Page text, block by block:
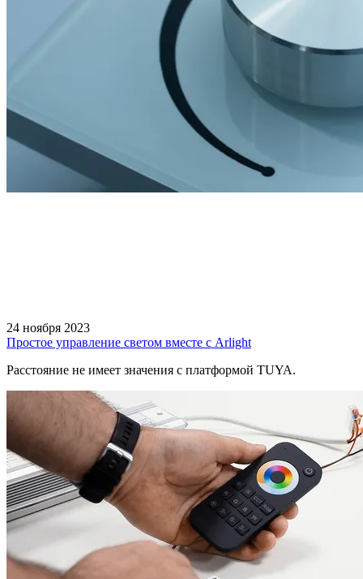
24 ноября 2023
Простое управление светом вместе с Arlight
Расстояние не имеет значения с платформой TUYA.